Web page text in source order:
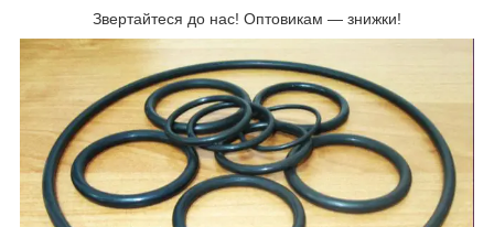
Звертайтеся до нас! Оптовикам ― знижки!